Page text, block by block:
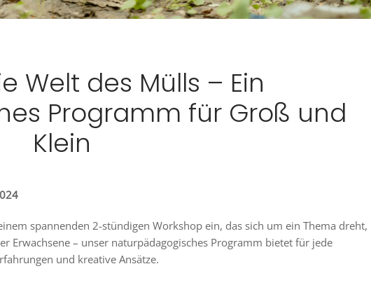
Welt des Mülls – Ein
Programm für Groß und
Klein
spannenden 2-stündigen Workshop ein, das sich um ein Thema dreht,
Erwachsene – unser naturpädagogisches Programm bietet für jede
und kreative Ansätze.